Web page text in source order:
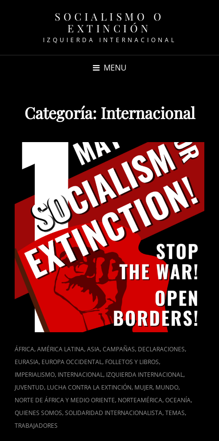
SOCIALISMO O
EXTINCIÓN
IZQUIERDA INTERNACIONAL
MENU
Categoría: Internacional
CAT
LINKS
ÁFRICA,AMÉRICA LATINA,ASIA,CAMPAÑAS, DECLARACIONES,
EURASIA, EUROPA OCCIDENTAL, FOLLETOS Y LIBROS,
IMPERIALISMO, INTERNACIONAL, IZQUIERDA INTERNACIONAL,
JUVENTUD, LUCHA CONTRA LA EXTINCIÓN, MUJER, MUNDO,
NORTE DE ÁFRICA Y MEDIO ORIENTE, NORTEAMÉRICA,OCEANÍA,
QUIENES SOMOS,SOLIDARIDAD INTERNACIONALISTA,TEMAS,
TRABAJADORES